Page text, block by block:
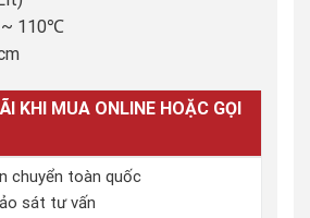
~ 110℃
KHI MUA ONLINE HOẶC GỌI
chuyển toàn quốc
sát tư vấn